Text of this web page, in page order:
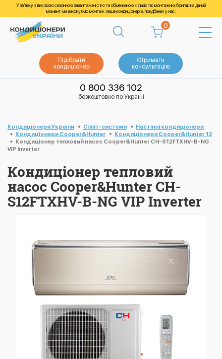
У зв’язку з високою сезонною завантаженістю та обмеженою кількістю монтажних бригад на даний
момент ми виконуємо монтаж лише кондиціонерів, придбаних у нас.
0
Підібрати
кондиціонер
Отримати
консультацію
0 800 336 102
безкоштовно по Україні
Кондиціонери України Спліт-системи
Настінні кондиціонери
Кондиціонери Cooper&Hunter
Кондиціонери Cooper&Hunter 12
Кондиціонер тепловий насос Cooper&Hunter CH-S12FTXHV-B-NG
VIP Inverter
Кондиціонер тепловий
насос Cooper&Hunter CH-
S12FTXHV-B-NG VIP Inverter